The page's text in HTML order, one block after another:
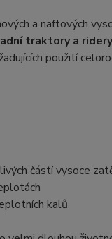
a naftových
traktory a
použití
částí vysoce
kalů